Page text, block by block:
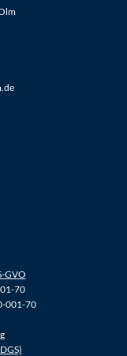
GVO
70
001-70